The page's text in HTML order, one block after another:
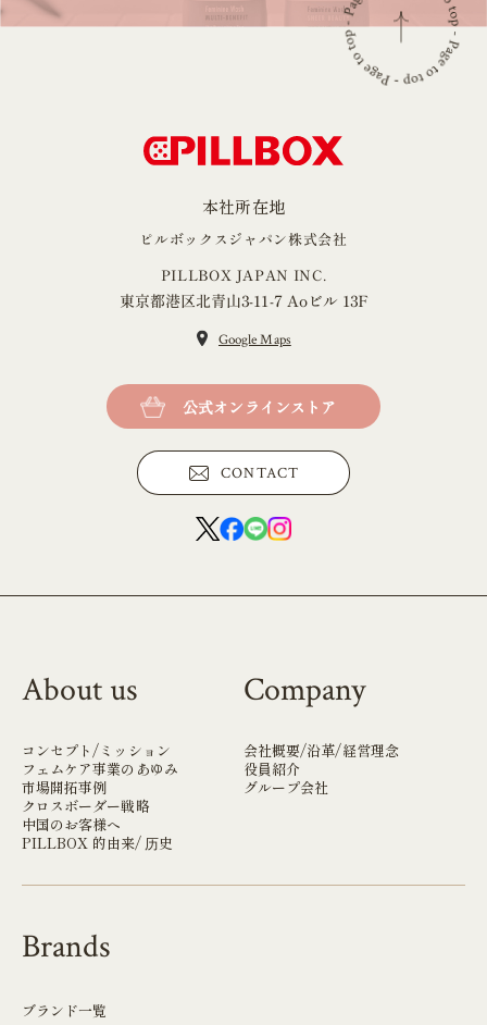
本社所在地
ピルボックスジャパン株式会社
PILLBOX JAPAN INC.
東京都港区北青山3-11-7 Aoビル 13F
Google Maps
公式オンラインストア
CONTACT
About us
コンセプト/ミッション
フェムケア事業のあゆみ
市場開拓事例
クロスボーダー戦略
中国のお客様へ
PILLBOX 的由来/ 历史
Company
会社概要/沿革/経営理念
役員紹介
グループ会社
Brands
ブランド一覧